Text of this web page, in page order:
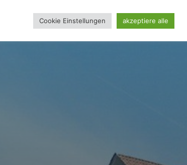
Cookie Einstellungen akzeptiere alle